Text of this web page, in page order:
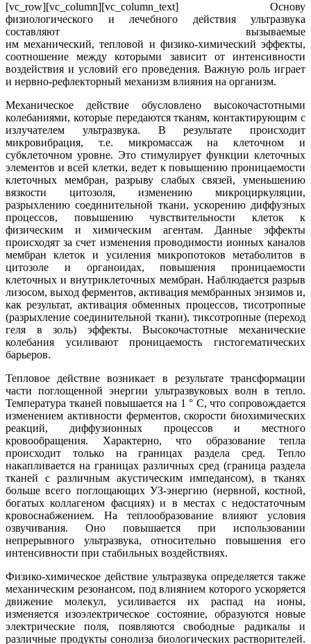
[vc_row][vc_column][vc_column_text] Основу
физиологического и лечебного действия ультразвука
составляют вызываемые
им механический, тепловой и физико-химический эффекты,
соотношение между которыми зависит от интенсивности
воздействия и условий его проведения. Важную роль играет
и нервно-рефлекторный механизм влияния на организм.
Механическое действие обусловлено высокочастотными
колебаниями, которые передаются тканям, контактирующим с
излучателем ультразвука. В результате происходит
микровибрация, т.е. микромассаж на клеточном и
субклеточном уровне. Это стимулирует функции клеточных
элементов и всей клетки, ведет к повышению проницаемости
клеточных мембран, разрыву слабых связей, уменьшению
вязкости цитозоля, изменению микроциркуляции,
разрыхлению соединительной ткани, ускорению диффузных
процессов, повышению чувствительности клеток к
физическим и химическим агентам. Данные эффекты
происходят за счет изменения проводимости ионных каналов
мембран клеток и усиления микропотоков метаболитов в
цитозоле и органоидах, повышения проницаемости
клеточных и внутриклеточных мембран. Наблюдается разрыв
лизосом, выход ферментов, активация мембранных энзимов и,
как результат, активация обменных процессов, тисотропные
(разрыхление соединительной ткани), тиксотропные (переход
геля в золь) эффекты. Высокочастотные механические
колебания усиливают проницаемость гистогематических
барьеров.
Тепловое действие возникает в результате трансформации
части поглощенной энергии ультразвуковых волн в тепло.
Температура тканей повышается на 1 ° С, что сопровождается
изменением активности ферментов, скорости биохимических
реакций, диффузионных процессов и местного
кровообращения. Характерно, что образование тепла
происходит только на границах раздела сред. Тепло
накапливается на границах различных сред (граница раздела
тканей с различным акустическим импедансом), в тканях
больше всего поглощающих УЗ-энергию (нервной, костной,
богатых коллагеном фасциях) и в местах с недостаточным
кровоснабжением. На теплообразование влияют условия
озвучивания. Оно повышается при использовании
непрерывного ультразвука, относительно повышения его
интенсивности при стабильных воздействиях.
Физико-химическое действие ультразвука определяется также
механическим резонансом, под влиянием которого ускоряется
движение молекул, усиливается их распад на ионы,
изменяется изоэлектрическое состояние, образуются новые
электрические поля, появляются свободные радикалы и
различные продукты сонолиза биологических растворителей.